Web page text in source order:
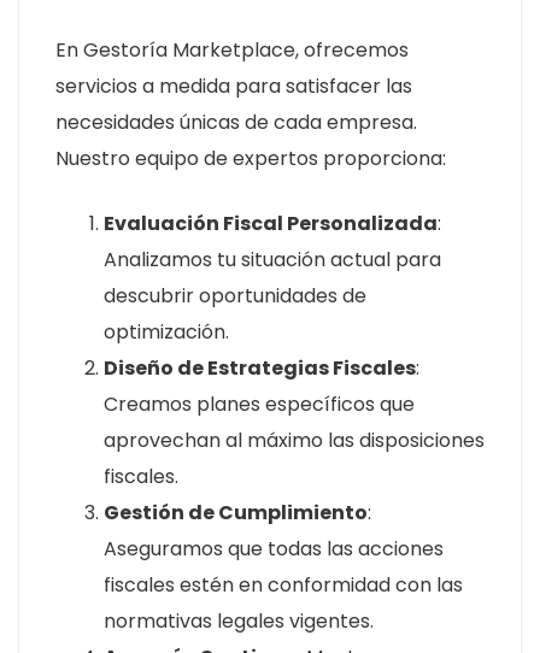
En Gestoría Marketplace, ofrecemos
servicios a medida para satisfacer las
necesidades únicas de cada empresa.
Nuestro equipo de expertos proporciona:
Evaluación Fiscal Personalizada:
Analizamos tu situación actual para
descubrir oportunidades de
optimización.
Diseño de Estrategias Fiscales:
Creamos planes específicos que
aprovechan al máximo las disposiciones
fiscales.
Gestión de Cumplimiento:
Aseguramos que todas las acciones
fiscales estén en conformidad con las
normativas legales vigentes.